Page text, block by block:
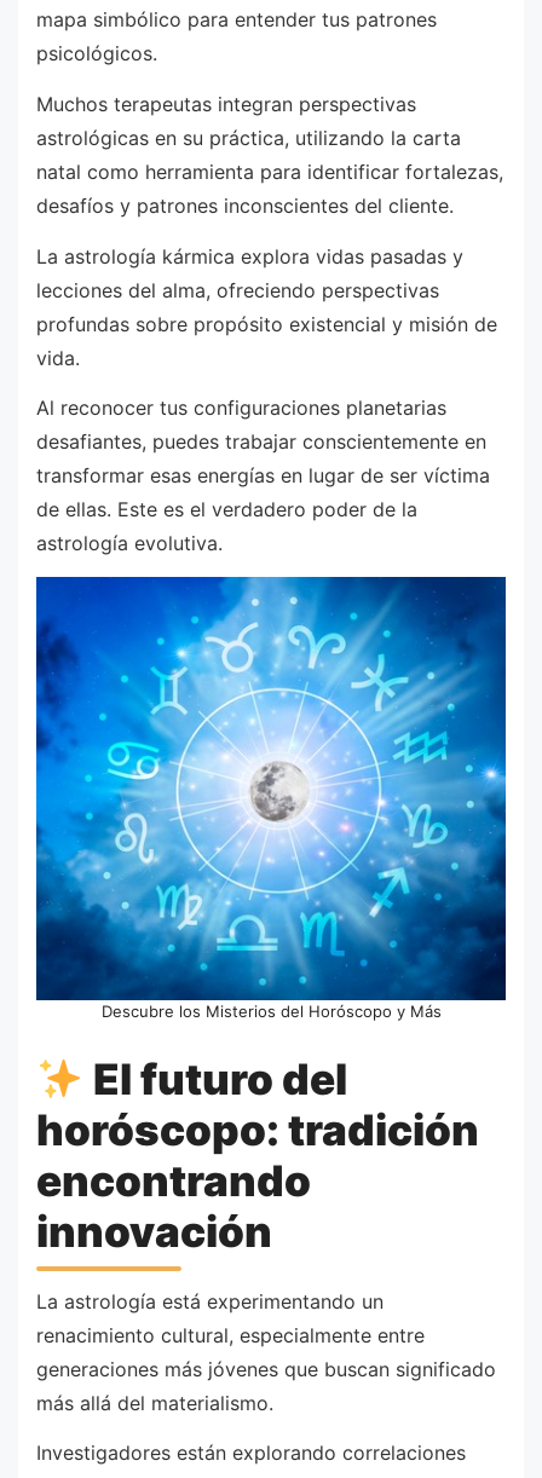
mapa simbólico para entender tus patrones
psicológicos.
Muchos terapeutas integran perspectivas
astrológicas en su práctica, utilizando la carta
natal como herramienta para identificar fortalezas,
desafíos y patrones inconscientes del cliente.
La astrología kármica explora vidas pasadas y
lecciones del alma, ofreciendo perspectivas
profundas sobre propósito existencial y misión de
vida.
Al reconocer tus configuraciones planetarias
desafiantes, puedes trabajar conscientemente en
transformar esas energías en lugar de ser víctima
de ellas. Este es el verdadero poder de la
astrología evolutiva.
Descubre los Misterios del Horóscopo y Más
El futuro del
horóscopo: tradición
encontrando
innovación
La astrología está experimentando un
renacimiento cultural, especialmente entre
generaciones más jóvenes que buscan significado
más allá del materialismo.
Investigadores están explorando correlaciones